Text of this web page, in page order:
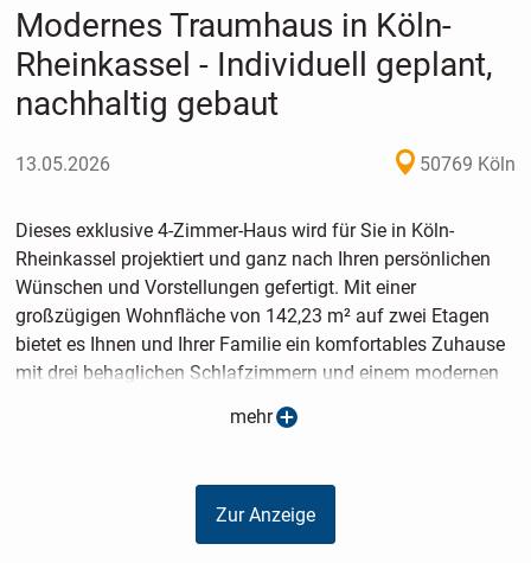
Modernes Traumhaus in Köln-
Rheinkassel - Individuell geplant,
nachhaltig gebaut
13.05.2026 50769 Köln
Dieses exklusive 4-Zimmer-Haus wird für Sie in Köln-
Rheinkassel projektiert und ganz nach Ihren persönlichen
Wünschen und Vorstellungen gefertigt. Mit einer
großzügigen Wohnfläche von 142,23 m² auf zwei Etagen
bietet es Ihnen und Ihrer Familie ein komfortables Zuhause
mit drei behaglichen Schlafzimmern und einem modernen
Badezimmer. Auf einem 367 m² großen Grundstück
genießen Sie ausreichend Platz für Garten und
hochwertige, gediegene Ausstattung und energieeffiziente
Bautechnik, die nicht nur nachhaltigen Wohnkomfort
gewährleistet, sondern auch zukunftssicher ist.
mehr
Zur Anzeige